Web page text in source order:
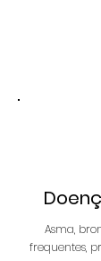
Asma,
frequentes,